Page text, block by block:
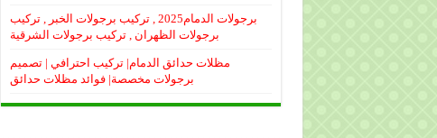
برجولات الدمام2025 , تركيب برجولات الخبر , تركيب
برجولات الظهران , تركيب برجولات الشرقية
مظلات حدائق الدمام| تركيب احترافي | تصميم
برجولات مخصصة| فوائد مظلات حدائق